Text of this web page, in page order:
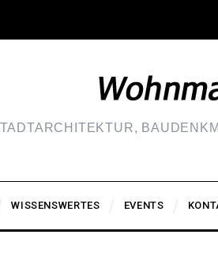
WISSENSWERTES EVENTS